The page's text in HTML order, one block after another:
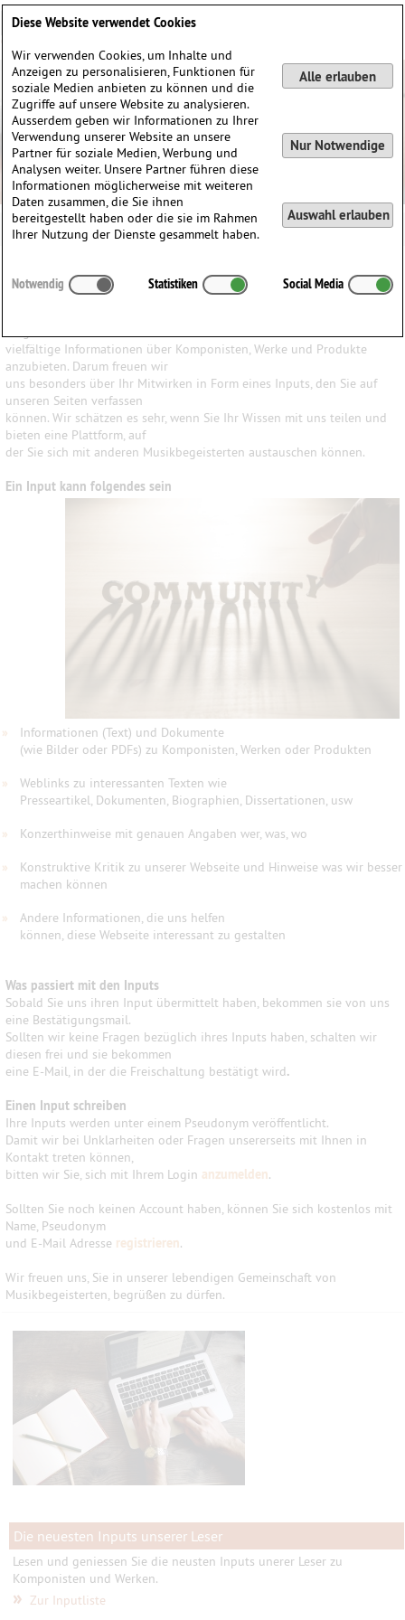
Ihr Input ist uns wichtig
vielfältige Informationen über Komponisten, Werke und Produkte
anzubieten. Darum freuen wir
uns besonders über Ihr Mitwirken in Form eines Inputs, den Sie auf
unseren Seiten verfassen
können. Wir schätzen es sehr, wenn Sie Ihr Wissen mit uns teilen und
bieten eine Plattform, auf
der Sie sich mit anderen Musikbegeisterten austauschen können.
Ein Input kann folgendes sein
»
Informationen (Text) und Dokumente
(wie Bilder oder PDFs) zu Komponisten, Werken oder Produkten
»
Weblinks zu interessanten Texten wie
Presseartikel, Dokumenten, Biographien, Dissertationen, usw
» Konzerthinweise mit genauen Angaben wer, was, wo
»
Konstruktive Kritik zu unserer Webseite und Hinweise was wir besser
machen können
»
Andere Informationen, die uns helfen
können, diese Webseite interessant zu gestalten
Was passiert mit den Inputs
Sobald Sie uns ihren Input übermittelt haben, bekommen sie von uns
eine Bestätigungsmail.
Sollten wir keine Fragen bezüglich ihres Inputs haben, schalten wir
diesen frei und sie bekommen
eine E-Mail, in der die Freischaltung bestätigt wird.
Einen Input schreiben
Ihre Inputs werden unter einem Pseudonym veröffentlicht.
Damit wir bei Unklarheiten oder Fragen unsererseits mit Ihnen in
Kontakt treten können,
bitten wir Sie, sich mit Ihrem Login anzumelden.
Sollten Sie noch keinen Account haben, können Sie sich kostenlos mit
Name, Pseudonym
und E-Mail Adresse registrieren.
Wir freuen uns, Sie in unserer lebendigen Gemeinschaft von
Musikbegeisterten, begrüßen zu dürfen.
Die neuesten Inputs unserer Leser
Lesen und geniessen Sie die neusten Inputs unerer Leser zu
Komponisten und Werken.
» Zur Inputliste
Diese Website verwendet Cookies
Wir verwenden Cookies, um Inhalte und
Anzeigen zu personalisieren, Funktionen für
soziale Medien anbieten zu können und die
Zugriffe auf unsere Website zu analysieren.
Ausserdem geben wir Informationen zu Ihrer
Verwendung unserer Website an unsere
Partner für soziale Medien, Werbung und
Analysen weiter. Unsere Partner führen diese
Informationen möglicherweise mit weiteren
Daten zusammen, die Sie ihnen
bereitgestellt haben oder die sie im Rahmen
Ihrer Nutzung der Dienste gesammelt haben.
Alle erlauben
Nur Notwendige
Auswahl erlauben
Notwendig Statistiken Social Media